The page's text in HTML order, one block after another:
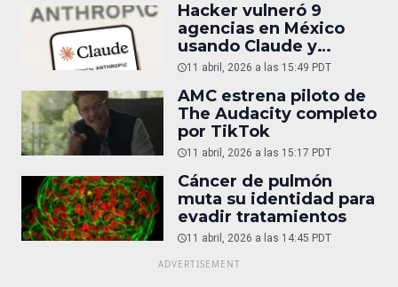
Hacker vulneró 9
agencias en México
usando Claude y
ChatGPT
11 abril, 2026 a las 15:49 PDT
AMC estrena piloto de
The Audacity completo
por TikTok
11 abril, 2026 a las 15:17 PDT
Cáncer de pulmón
muta su identidad para
evadir tratamientos
11 abril, 2026 a las 14:45 PDT